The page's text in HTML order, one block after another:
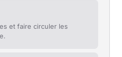
et faire circuler les